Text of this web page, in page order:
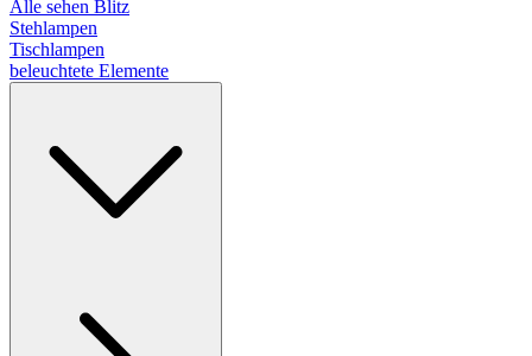
Alle sehen Blitz
Stehlampen
Tischlampen
beleuchtete Elemente